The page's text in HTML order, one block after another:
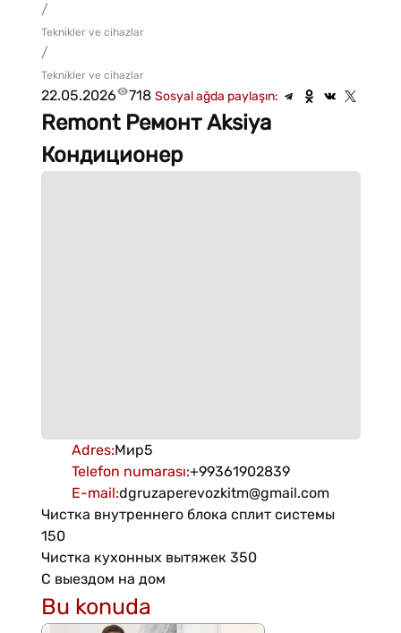
/
Teknikler ve cihazlar
/
Teknikler ve cihazlar
22.05.2026 718 Sosyal ağda paylaşın:
Remont Ремонт Aksiya
Кондиционер
Adres:Мир5
Telefon numarası:+99361902839
E-mail:dgruzaperevozkitm@gmail.com
Чистка внутреннего блока сплит системы
150
Чистка кухонных вытяжек 350
С выездом на дом
Bu konuda